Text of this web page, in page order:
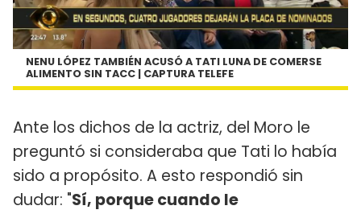
NENU LÓPEZ TAMBIÉN ACUSÓ A TATI LUNA DE COMERSE
ALIMENTO SIN TACC | CAPTURA TELEFE
Ante los dichos de la actriz, del Moro le
preguntó si consideraba que Tati lo había
sido a propósito. A esto respondió sin
dudar: "Sí, porque cuando le